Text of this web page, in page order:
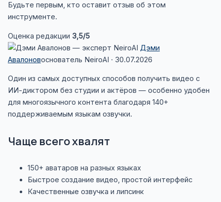
Будьте первым, кто оставит отзыв об этом
инструменте.
Оценка редакции 3,5/5
Дэми
Авалоновоснователь NeiroAI · 30.07.2026
Один из самых доступных способов получить видео с
ИИ-диктором без студии и актёров — особенно удобен
для многоязычного контента благодаря 140+
поддерживаемым языкам озвучки.
Чаще всего хвалят
150+ аватаров на разных языках
Быстрое создание видео, простой интерфейс
Качественные озвучка и липсинк